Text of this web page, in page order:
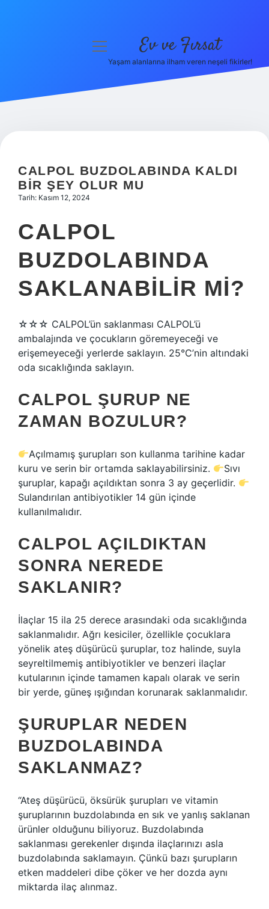
Hakkımızda
menüyü
Ev ve Fırsat
Yaşam alanlarına ilham veren neşeli fikirler!
CALPOL BUZDOLABINDA KALDI
BIR ŞEY OLUR MU
Tarih: Kasım 12, 2024
CALPOL
BUZDOLABINDA
SAKLANABILIR MI?
☆☆☆ CALPOL’ün saklanması CALPOL’ü
ambalajında ​​ve çocukların göremeyeceği ve
erişemeyeceği yerlerde saklayın. 25°C’nin altındaki
oda sıcaklığında saklayın.
CALPOL ŞURUP NE
ZAMAN BOZULUR?
Açılmamış şurupları son kullanma tarihine kadar
kuru ve serin bir ortamda saklayabilirsiniz.
Sıvı
şuruplar, kapağı açıldıktan sonra 3 ay geçerlidir.
Sulandırılan antibiyotikler 14 gün içinde
kullanılmalıdır.
CALPOL AÇILDIKTAN
SONRA NEREDE
SAKLANIR?
İlaçlar 15 ila 25 derece arasındaki oda sıcaklığında
saklanmalıdır. Ağrı kesiciler, özellikle çocuklara
yönelik ateş düşürücü şuruplar, toz halinde, suyla
seyreltilmemiş antibiyotikler ve benzeri ilaçlar
kutularının içinde tamamen kapalı olarak ve serin
bir yerde, güneş ışığından korunarak saklanmalıdır.
ŞURUPLAR NEDEN
BUZDOLABINDA
SAKLANMAZ?
“Ateş düşürücü, öksürük şurupları ve vitamin
şuruplarının buzdolabında en sık ve yanlış saklanan
ürünler olduğunu biliyoruz. Buzdolabında
saklanması gerekenler dışında ilaçlarınızı asla
buzdolabında saklamayın. Çünkü bazı şurupların
etken maddeleri dibe çöker ve her dozda aynı
miktarda ilaç alınmaz.